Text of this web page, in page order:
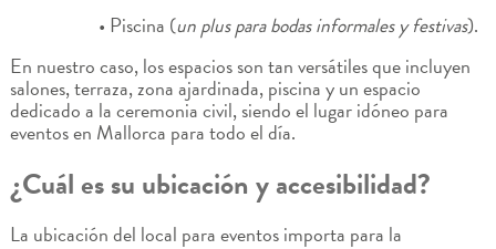
• Piscina (un plus para bodas informales y festivas).
En nuestro caso, los espacios son tan versátiles que incluyen
salones, terraza, zona ajardinada, piscina y un espacio
dedicado a la ceremonia civil, siendo el lugar idóneo para
eventos en Mallorca para todo el día.
¿Cuál es su ubicación y accesibilidad?
La ubicación del local para eventos importa para la